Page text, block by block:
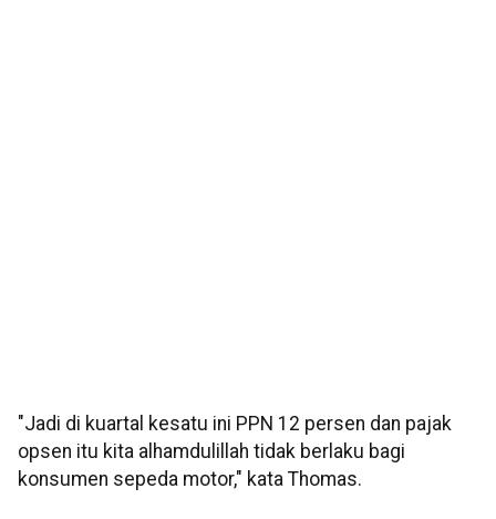
"Jadi di kuartal kesatu ini PPN 12 persen dan pajak
opsen itu kita alhamdulillah tidak berlaku bagi
konsumen sepeda motor," kata Thomas.